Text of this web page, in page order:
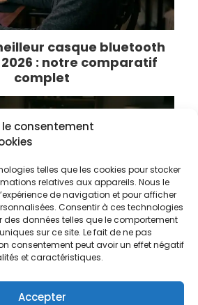
le consentement
telles que les cookies pour stocker
relatives aux appareils. Nous le
de navigation et pour afficher
Consentir à ces technologies
données telles que le comportement
sur ce site. Le fait de ne pas
consentement peut avoir un effet négatif
et caractéristiques.
Accepter
casque bluetooth
: notre comparatif
complet
de streaming gratuits
d’adresse ?